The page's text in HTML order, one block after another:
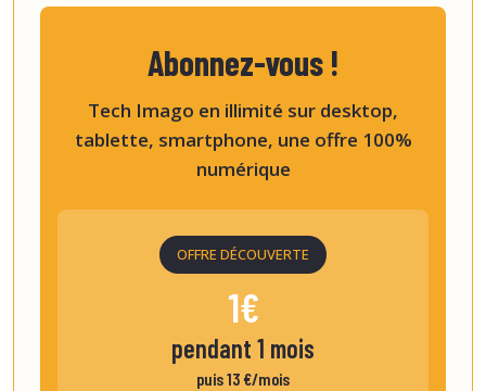
Abonnez-vous !
Tech Imago en illimité sur desktop,
tablette, smartphone, une offre 100%
numérique
OFFRE DÉCOUVERTE
1€
pendant 1 mois
puis 13 €/mois